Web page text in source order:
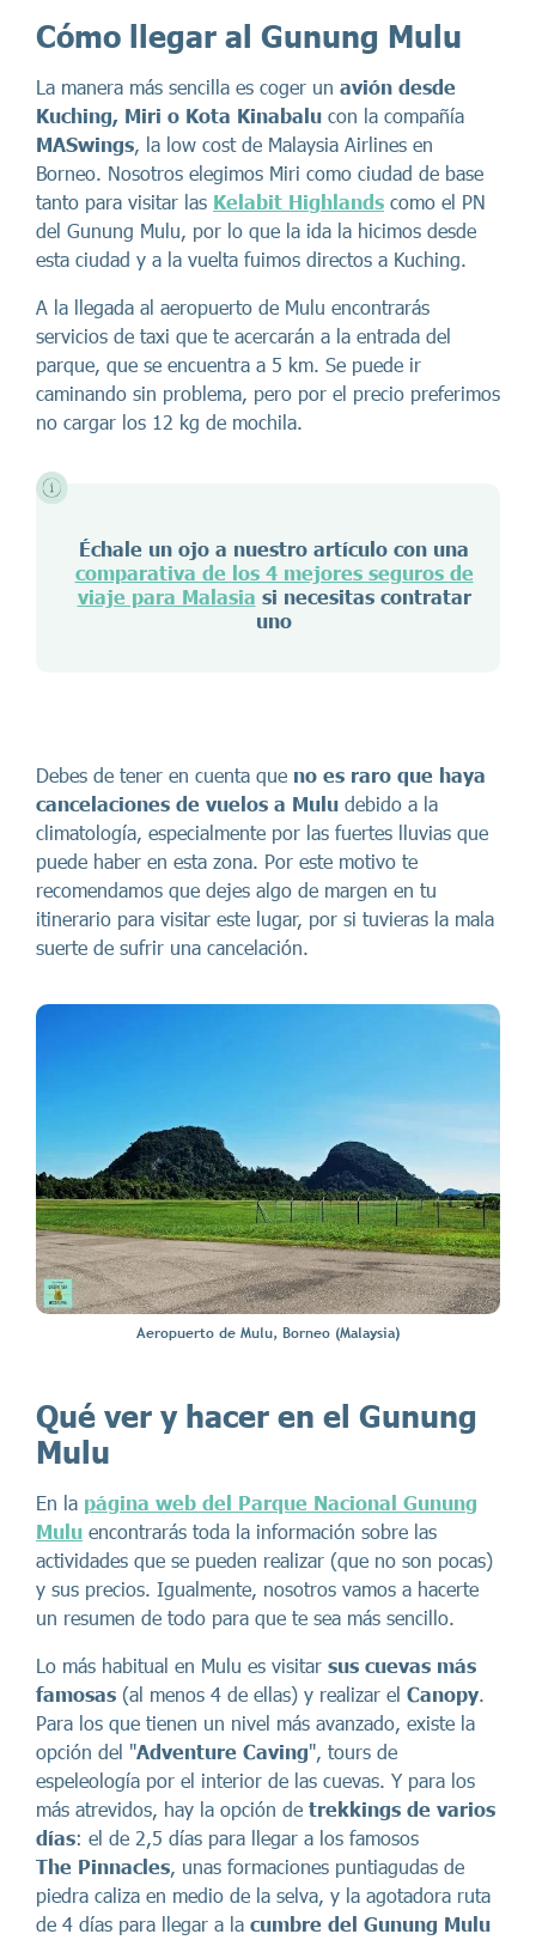
Cómo llegar al Gunung Mulu
La manera más sencilla es coger un avión desde
Kuching, Miri o Kota Kinabalu con la compañía
MASwings, la low cost de Malaysia Airlines en
Borneo. Nosotros elegimos Miri como ciudad de base
tanto para visitar las Kelabit Highlands como el PN
del Gunung Mulu, por lo que la ida la hicimos desde
esta ciudad y a la vuelta fuimos directos a Kuching.
A la llegada al aeropuerto de Mulu encontrarás
servicios de taxi que te acercarán a la entrada del
parque, que se encuentra a 5 km. Se puede ir
caminando sin problema, pero por el precio preferimos
no cargar los 12 kg de mochila.
Échale un ojo a nuestro artículo con una
comparativa de los 4 mejores seguros de
viaje para Malasia si necesitas contratar
uno
Debes de tener en cuenta que no es raro que haya
cancelaciones de vuelos a Mulu debido a la
climatología, especialmente por las fuertes lluvias que
puede haber en esta zona. Por este motivo te
recomendamos que dejes algo de margen en tu
itinerario para visitar este lugar, por si tuvieras la mala
suerte de sufrir una cancelación.
Aeropuerto de Mulu, Borneo (Malaysia)
Qué ver y hacer en el Gunung
Mulu
En la página web del Parque Nacional Gunung
Mulu encontrarás toda la información sobre las
actividades que se pueden realizar (que no son pocas)
y sus precios. Igualmente, nosotros vamos a hacerte
un resumen de todo para que te sea más sencillo.
Lo más habitual en Mulu es visitar sus cuevas más
famosas (al menos 4 de ellas) y realizar el Canopy.
Para los que tienen un nivel más avanzado, existe la
opción del "Adventure Caving", tours de
espeleología por el interior de las cuevas. Y para los
más atrevidos, hay la opción de trekkings de varios
días: el de 2,5 días para llegar a los famosos
The Pinnacles, unas formaciones puntiagudas de
piedra caliza en medio de la selva, y la agotadora ruta
de 4 días para llegar a la cumbre del Gunung Mulu